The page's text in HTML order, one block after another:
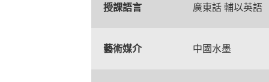
授課語言 廣東話 輔以英語
藝術媒介 中國水墨